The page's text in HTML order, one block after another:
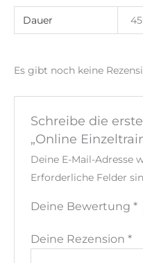
Dauer
Es gibt noch keine
Schreibe die
„Online
Deine E-Mail-Adresse
Erforderliche Felder
Deine Bewertung *
Deine Rezension *